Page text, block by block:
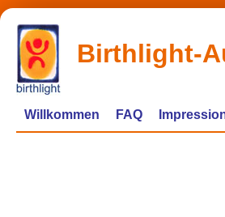
Birthlight-
Willkommen FAQ